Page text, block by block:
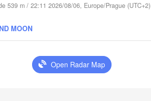
539 m / 22:11 2026/08/06, Europe/Prague (UTC+2)
MOON
Open Radar Map
Мінск
(Minsk)
Віцебск
Магілёў
(Mahilioŭ)